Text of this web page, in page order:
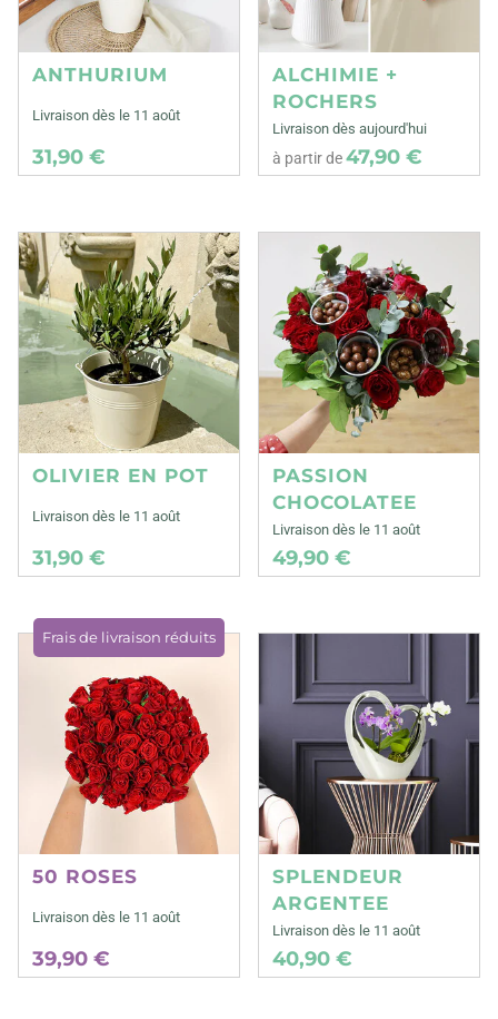
ANTHURIUM
Livraison dès le 11 août
31,90 €
ALCHIMIE +
ROCHERS
Livraison dès aujourd'hui
à partir de47,90 €
OLIVIER EN POT
Livraison dès le 11 août
31,90 €
PASSION
CHOCOLATEE
Livraison dès le 11 août
49,90 €
Frais de livraison réduits
50 ROSES
Livraison dès le 11 août
39,90 €
SPLENDEUR
ARGENTEE
Livraison dès le 11 août
40,90 €